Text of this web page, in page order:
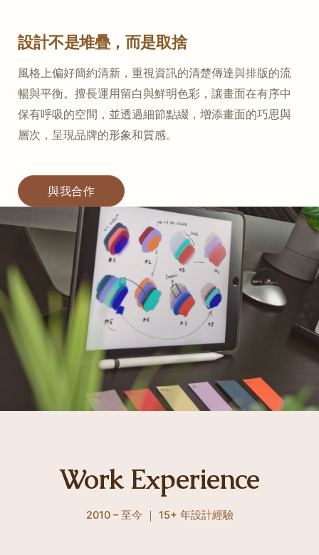
設計不是堆疊，而是取捨
風格上偏好簡約清新，重視資訊的清楚傳達與排版的流
暢與平衡。擅長運用留白與鮮明色彩，讓畫面在有序中
保有呼吸的空間，並透過細節點綴，增添畫面的巧思與
層次，呈現品牌的形象和質感。
與我合作
Work Experience
2010 – 至今 ｜ 15+ 年設計經驗